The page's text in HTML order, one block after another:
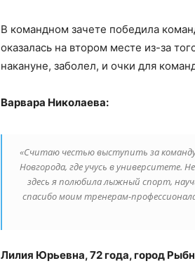
В командном зачете победила
оказалась на втором месте из-за
накануне, заболел, и очки для
Варвара Николаева:
«Считаю честью выступить за команду
Новгорода, где учусь в
здесь я полюбила лыжный спорт,
спасибо моим тренерам-
Лилия Юрьевна, 72 года, город